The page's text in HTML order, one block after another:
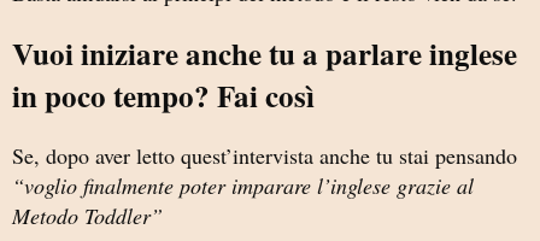
Vuoi iniziare anche tu a parlare inglese
in poco tempo? Fai così
Se, dopo aver letto quest’intervista anche tu stai pensando
“voglio finalmente poter imparare l’inglese grazie al
Metodo Toddler”